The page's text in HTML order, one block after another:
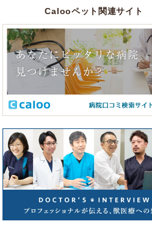
Calooペット関連サイト